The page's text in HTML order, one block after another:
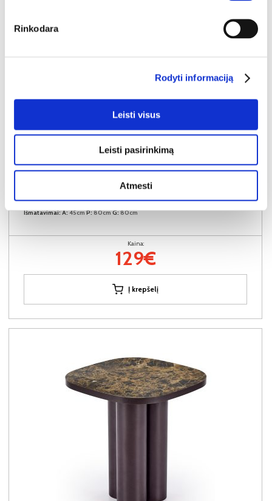
Rinkodara
Rodyti informaciją
Leisti visus
Leisti pasirinkimą
Atmesti
NAUJIENA YRA SANDĖLYJE
CORDINA staliukas
Išmatavimai:A:45cmP:80cmG:80cm
Kaina:
129€
Į krepšelį